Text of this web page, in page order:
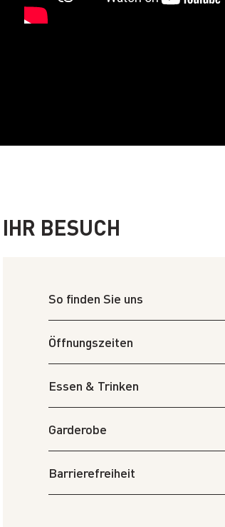
IHR BESUCH
So finden Sie uns
Öffnungszeiten
Essen & Trinken
Garderobe
Barrierefreiheit